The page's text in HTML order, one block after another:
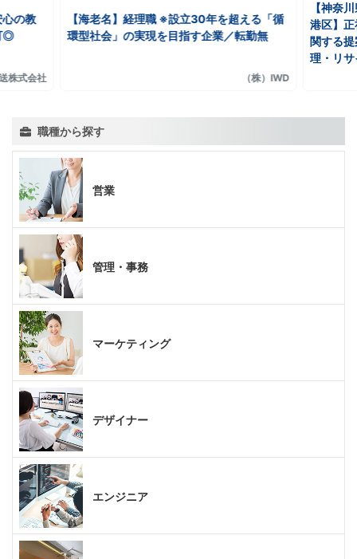
の教
◎
株式会社
【海老名】経理職 ※設立30年を超える「循
環型社会」の実現を目指す企業／転勤無
（株）IWD
【神奈
港区】
関する
理・リ
職種から探す
営業
管理・事務
マーケティング
デザイナー
エンジニア